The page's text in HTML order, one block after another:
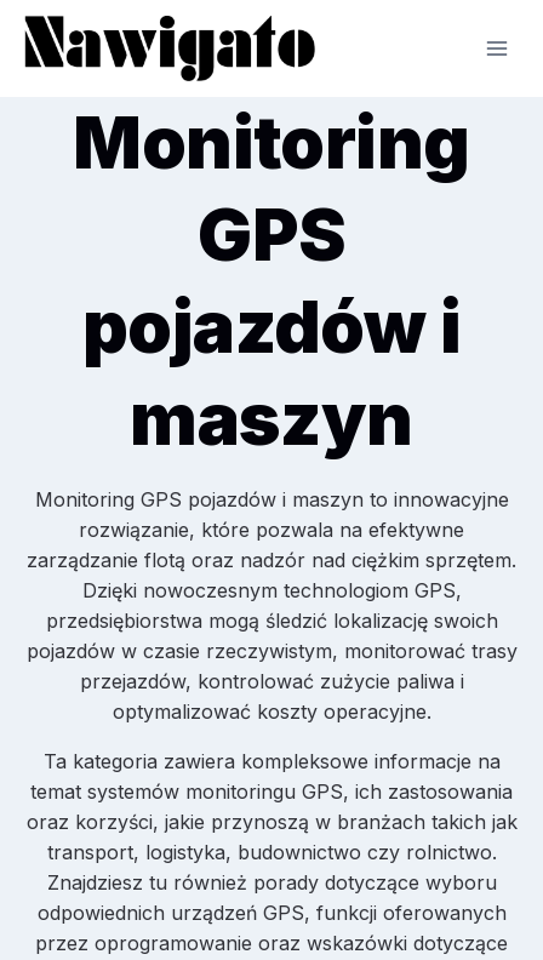
Przejdź
treści
Monitoring
GPS
pojazdów i
maszyn
Monitoring GPS pojazdów i maszyn to innowacyjne
rozwiązanie, które pozwala na efektywne
zarządzanie flotą oraz nadzór nad ciężkim sprzętem.
Dzięki nowoczesnym technologiom GPS,
przedsiębiorstwa mogą śledzić lokalizację swoich
pojazdów w czasie rzeczywistym, monitorować trasy
przejazdów, kontrolować zużycie paliwa i
optymalizować koszty operacyjne.
Ta kategoria zawiera kompleksowe informacje na
temat systemów monitoringu GPS, ich zastosowania
oraz korzyści, jakie przynoszą w branżach takich jak
transport, logistyka, budownictwo czy rolnictwo.
Znajdziesz tu również porady dotyczące wyboru
odpowiednich urządzeń GPS, funkcji oferowanych
przez oprogramowanie oraz wskazówki dotyczące